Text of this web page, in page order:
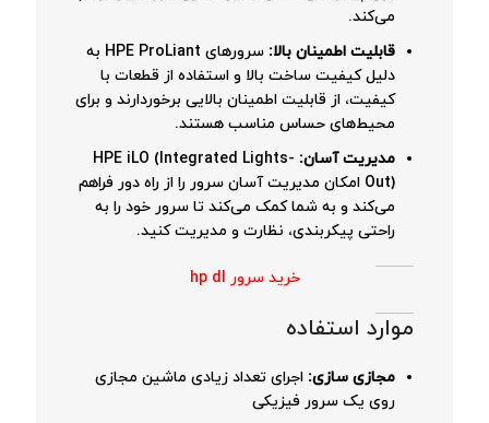
می‌کند.
قابلیت اطمینان بالا:
سرورهای HPE ProLiant به
دلیل کیفیت ساخت بالا و استفاده از قطعات با
کیفیت، از قابلیت اطمینان بالایی برخوردارند و برای
محیط‌های حساس مناسب هستند.
مدیریت آسان: HPE iLO (Integrated Lights-
Out) امکان مدیریت آسان سرور را از راه دور فراهم
می‌کند و به شما کمک می‌کند تا سرور خود را به
راحتی پیکربندی، نظارت و مدیریت کنید.
خرید سرور hp dl
موارد استفاده
مجازی سازی: اجرای تعداد زیادی ماشین مجازی
روی یک سرور فیزیکی